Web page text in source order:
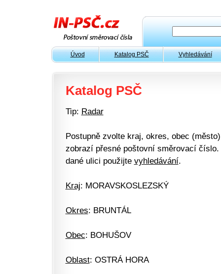
Úvod Katalog PSČ Vyhledávání
Katalog PSČ
Tip: Radar
Postupně zvolte kraj, okres, obec
zobrazí přesné poštovní směrovací
dané ulici použijte vyhledávání.
Kraj: MORAVSKOSLEZSKÝ
Okres: BRUNTÁL
Obec: BOHUŠOV
Oblast: OSTRÁ HORA